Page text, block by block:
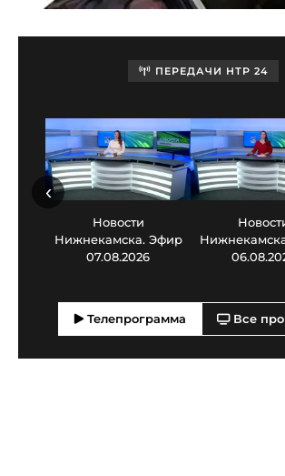
ПЕРЕДАЧИ НТР 24
Новости
Нижнекамска. Эфир
07.08.2026
‹
Телепрограмма Все